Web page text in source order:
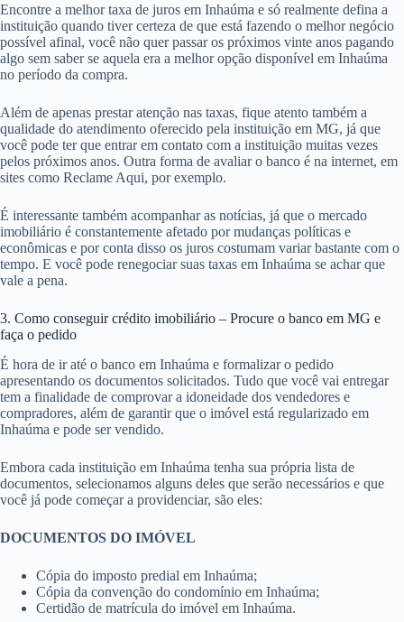
Encontre a melhor taxa de juros em Inhaúma e só realmente defina a
instituição quando tiver certeza de que está fazendo o melhor negócio
possível afinal, você não quer passar os próximos vinte anos pagando
algo sem saber se aquela era a melhor opção disponível em Inhaúma
no período da compra.
Além de apenas prestar atenção nas taxas, fique atento também a
qualidade do atendimento oferecido pela instituição em MG, já que
você pode ter que entrar em contato com a instituição muitas vezes
pelos próximos anos. Outra forma de avaliar o banco é na internet, em
sites como Reclame Aqui, por exemplo.
É interessante também acompanhar as notícias, já que o mercado
imobiliário é constantemente afetado por mudanças políticas e
econômicas e por conta disso os juros costumam variar bastante com o
tempo. E você pode renegociar suas taxas em Inhaúma se achar que
vale a pena.
3. Como conseguir crédito imobiliário – Procure o banco em MG e
faça o pedido
É hora de ir até o banco em Inhaúma e formalizar o pedido
apresentando os documentos solicitados. Tudo que você vai entregar
tem a finalidade de comprovar a idoneidade dos vendedores e
compradores, além de garantir que o imóvel está regularizado em
Inhaúma e pode ser vendido.
Embora cada instituição em Inhaúma tenha sua própria lista de
documentos, selecionamos alguns deles que serão necessários e que
você já pode começar a providenciar, são eles:
DOCUMENTOS DO IMÓVEL
Cópia do imposto predial em Inhaúma;
Cópia da convenção do condomínio em Inhaúma;
Certidão de matrícula do imóvel em Inhaúma.